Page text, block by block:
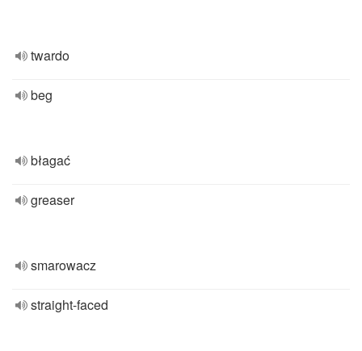
twardo
beg
błagać
greaser
smarowacz
straight-faced